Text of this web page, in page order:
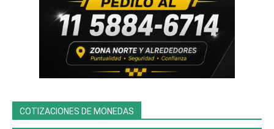
COTIZACIONES DE MONEDAS